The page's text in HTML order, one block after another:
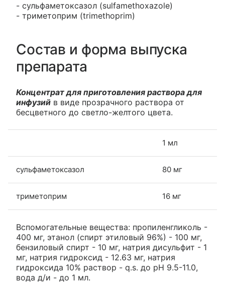
- сульфаметоксазол (sulfamethoxazole)
- триметоприм (trimethoprim)
Состав и форма выпуска
препарата
Концентрат для приготовления раствора для
инфузий в виде прозрачного раствора от
бесцветного до светло-желтого цвета.
1 мл
сульфаметоксазол 80 мг
триметоприм 16 мг
Вспомогательные вещества: пропиленгликоль -
400 мг, этанол (спирт этиловый 96%) - 100 мг,
бензиловый спирт - 10 мг, натрия дисульфит - 1
мг, натрия гидроксид - 12.63 мг, натрия
гидроксида 10% раствор - q.s. до pH 9.5-11.0,
вода д/и - до 1 мл.